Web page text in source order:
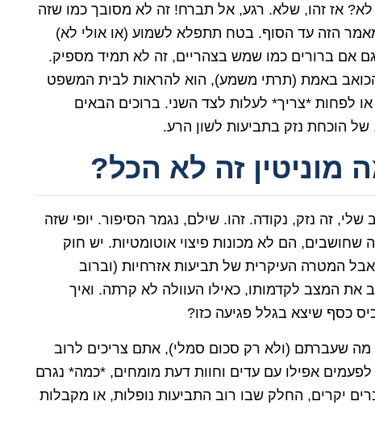
לא? אז זהו, שלא. רגע, אל תברח! זה לא מסובך כמו שזה
הזה עד הסוף. בטח תתפלא לשמוע (או אולי לא)
אם ברורים כמו שמש בצהריים, זה לא תמיד מספיק.
באמת (תרתי משמע), הוא להראות לבית המשפט
לפחות *צריך* לעלות לצד השני. ברוכים הבאים
הוכחת נזק בתביעות לשון הרע.
מוניטין זה לא הכל?
זה נזק, נקודה. זהו. שילם, נגמר הסיפור. יופי שזה
הם לא מכונות פיצוי אוטומטיות. יש חוק
המטרה העיקרית של תביעות אזרחיות (וברוב
את המצב לקדמותו, כאילו העוולה לא קרתה. ואיך
כסף שיצא בגלל פגיעה כזו?
שעברתם (ולא רק סכום סמלי), אתם צריכים לרוב
אפילו עם עדים וחוות דעת מומחים, *כמה* נגרם
יקרים, החלק שבו רוב התביעות נופלות, או מקבלות